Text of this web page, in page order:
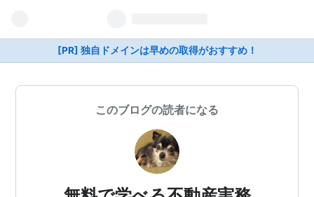
[PR] 独自ドメインは早めの取得がおすすめ！
このブログの読者になる